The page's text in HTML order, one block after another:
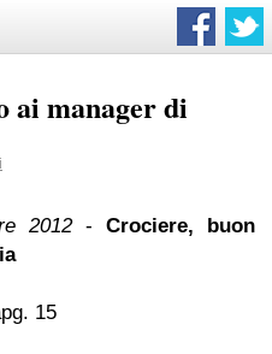
ai manager di
2012- Crociere, buon
15